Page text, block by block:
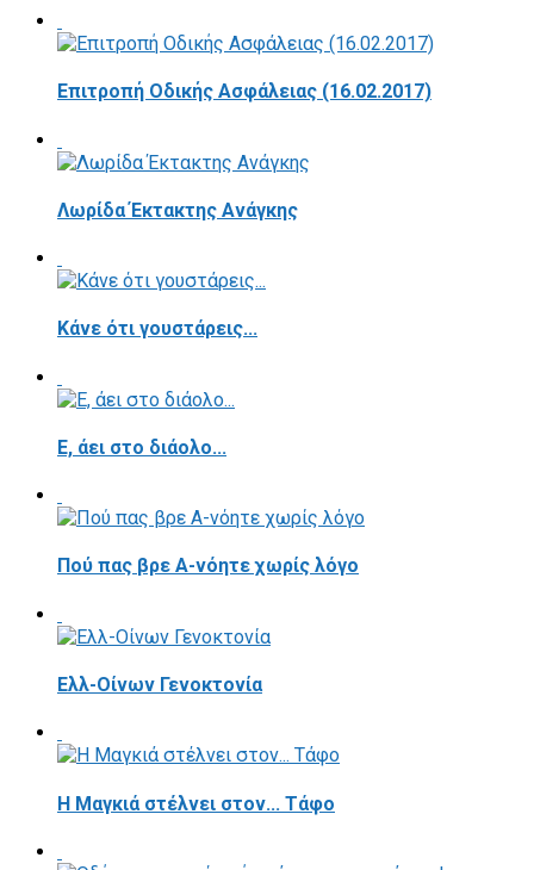
Επιτροπή Οδικής Ασφάλειας (16.02.2017)
Λωρίδα Έκτακτης Ανάγκης
Κάνε ότι γουστάρεις...
E, άει στο διάολο...
Πού πας βρε Α-νόητε χωρίς λόγο
Ελλ-Οίνων Γενοκτονία
H Μαγκιά στέλνει στον... Τάφο